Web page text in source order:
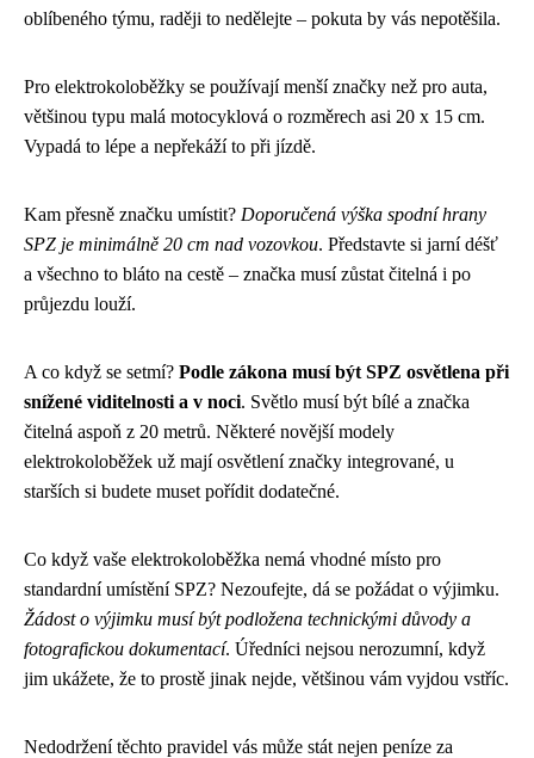
oblíbeného týmu, raději to nedělejte – pokuta by vás nepotěšila.
Pro elektrokoloběžky se používají menší značky než pro auta,
většinou typu malá motocyklová o rozměrech asi 20 x 15 cm.
Vypadá to lépe a nepřekáží to při jízdě.
Kam přesně značku umístit? Doporučená výška spodní hrany
SPZ je minimálně 20 cm nad vozovkou. Představte si jarní déšť
a všechno to bláto na cestě – značka musí zůstat čitelná i po
průjezdu louží.
A co když se setmí? Podle zákona musí být SPZ osvětlena při
snížené viditelnosti a v noci. Světlo musí být bílé a značka
čitelná aspoň z 20 metrů. Některé novější modely
elektrokoloběžek už mají osvětlení značky integrované, u
starších si budete muset pořídit dodatečné.
Co když vaše elektrokoloběžka nemá vhodné místo pro
standardní umístění SPZ? Nezoufejte, dá se požádat o výjimku.
Žádost o výjimku musí být podložena technickými důvody a
fotografickou dokumentací. Úředníci nejsou nerozumní, když
jim ukážete, že to prostě jinak nejde, většinou vám vyjdou vstříc.
Nedodržení těchto pravidel vás může stát nejen peníze za